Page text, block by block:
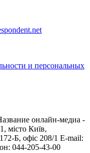
и персональных
онлайн-медиа -
місто Київ,
Б, офіс 208/1 E-mail:
044-205-43-00